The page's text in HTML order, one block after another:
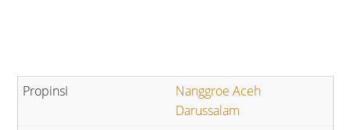
Nanggroe Aceh
Darussalam